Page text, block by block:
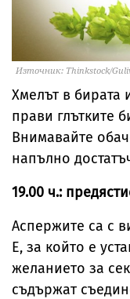
Източник: Thinkstock/
Хмелът в бирата
прави глътките
Внимавайте
напълно
19.00 ч.:
Аспержите са с
Е, за който е
желанието за
съдържат